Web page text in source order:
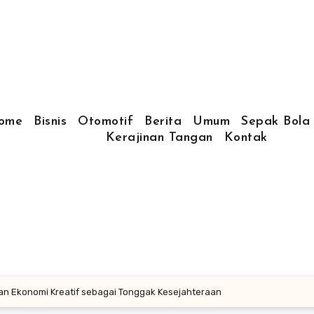
Bisnis Otomotif Berita Umum
Sepak Bola
Kerajinan Tangan
Kontak
Ekonomi Kreatif sebagai Tonggak Kesejahteraan